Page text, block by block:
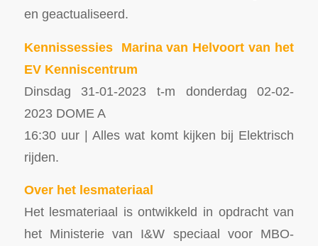
en geactualiseerd.
Kennissessies Marina van Helvoort van het
EV Kenniscentrum
Dinsdag 31-01-2023 t-m donderdag 02-02-
2023 DOME A
16:30 uur | Alles wat komt kijken bij Elektrisch
rijden.
Over het lesmateriaal
Het lesmateriaal is ontwikkeld in opdracht van
het Ministerie van I&W speciaal voor MBO-